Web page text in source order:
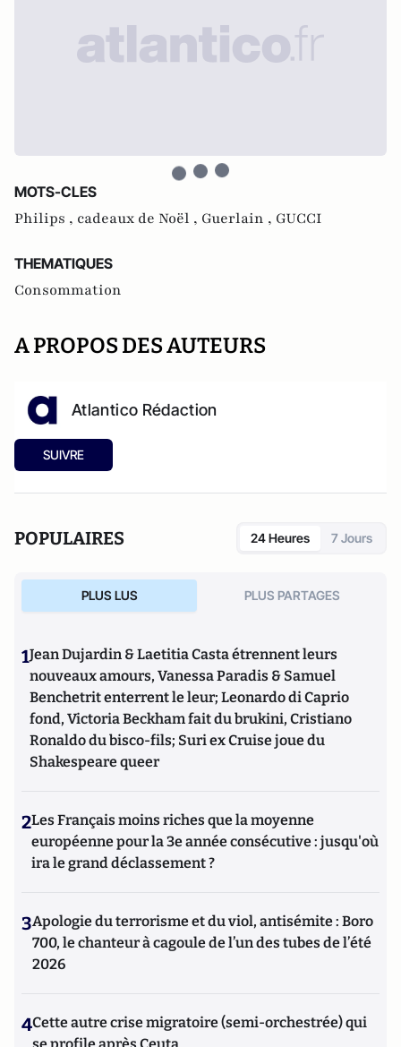
MOTS-CLES
Philips , cadeaux de Noël , Guerlain , GUCCI
THEMATIQUES
Consommation
A PROPOS DES AUTEURS
Atlantico Rédaction
SUIVRE
POPULAIRES 24 Heures 7 Jours
PLUS LUS PLUS PARTAGES
1Jean Dujardin & Laetitia Casta étrennent leurs
nouveaux amours, Vanessa Paradis & Samuel
Benchetrit enterrent le leur; Leonardo di Caprio
fond, Victoria Beckham fait du brukini, Cristiano
Ronaldo du bisco-fils; Suri ex Cruise joue du
Shakespeare queer
2Les Français moins riches que la moyenne
européenne pour la 3e année consécutive : jusqu'où
ira le grand déclassement ?
3Apologie du terrorisme et du viol, antisémite : Boro
700, le chanteur à cagoule de l’un des tubes de l’été
2026
4Cette autre crise migratoire (semi-orchestrée) qui